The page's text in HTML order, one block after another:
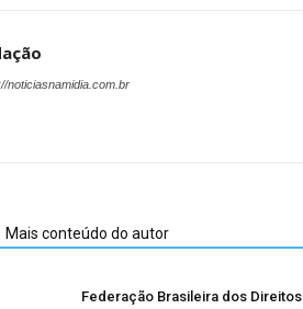
noticiasnamidia.com.br
Mais conteúdo do autor
Federação Brasileira dos Direitos